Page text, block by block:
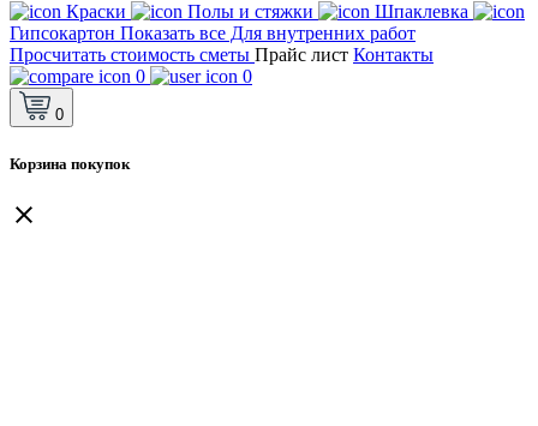
Краски Полы и стяжки
Шпаклевка
Гипсокартон Показать все Для внутренних работ
Просчитать стоимость сметы Прайс лист Контакты
0
0
0
Корзина покупок